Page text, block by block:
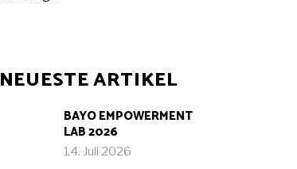
NEUESTE ARTIKEL
BAYO EMPOWERMENT
LAB 2026
14. Juli 2026